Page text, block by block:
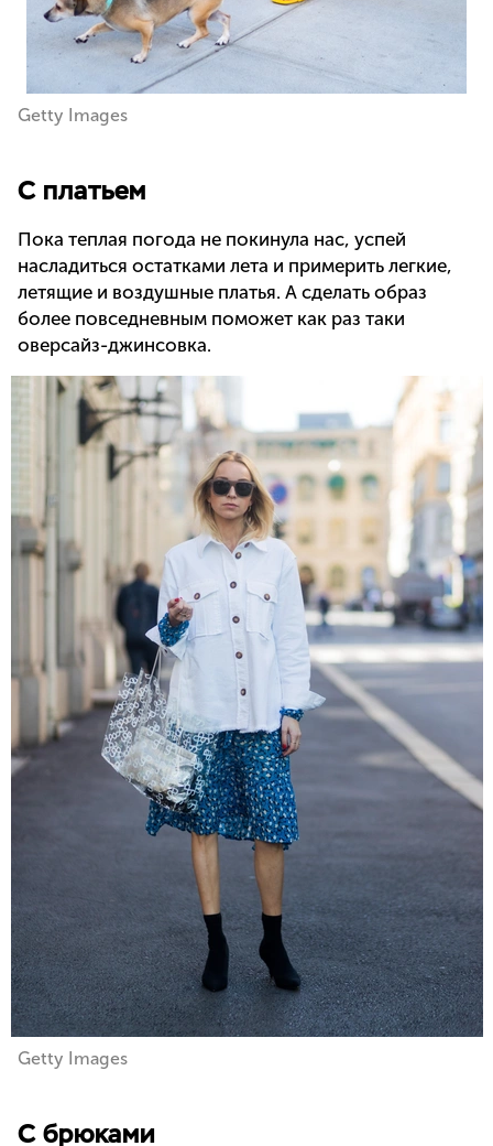
Getty Images
С платьем
Пока теплая погода не покинула нас, успей
насладиться остатками лета и примерить легкие,
летящие и воздушные платья. А сделать образ
более повседневным поможет как раз таки
оверсайз-джинсовка.
Getty Images
С брюками